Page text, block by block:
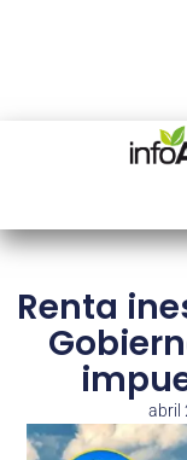
Renta
abril